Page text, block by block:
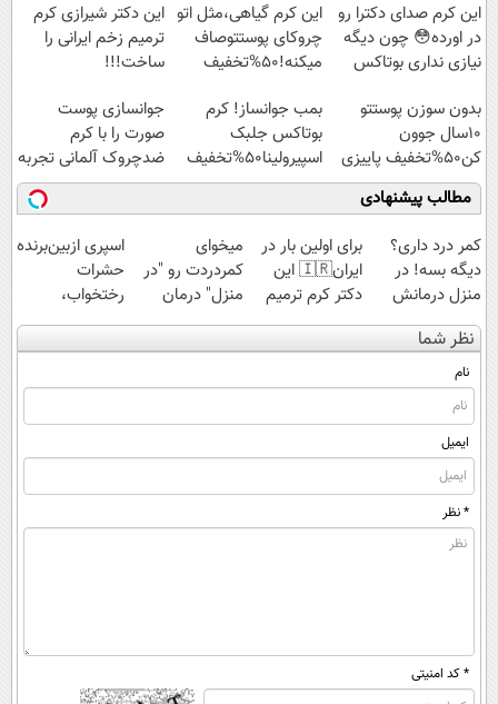
این کرم صدای دکترا رو
در اورده😳 چون دیگه
نیازی نداری بوتاکس
این کرم گیاهی،مثل اتو
چروکای پوستتوصاف
میکنه!50%تخفیف
این دکتر شیرازی کرم
ترمیم زخم ایرانی را
ساخت!!!
بدون سوزن پوستتو
10سال جوون
کن50%تخفیف پاییزی
بمب جوانساز! کرم
بوتاکس جلبک
اسپیرولینا50%تخفیف
جوانسازی پوست
صورت را با کرم
ضدچروک آلمانی تجربه
کنید!
مطالب پیشنهادی
کمر درد داری؟
دیگه بسه! در
منزل درمانش
کن
(◀پرسش‌نامه)
برای اولین بار در
ایران🇮🇷 این
دکتر کرم ترمیم
کننده 23 روزه
ساخت!
میخوای
کمردردت رو "در
منزل" درمان
کنی؟ (◂فیلم +
◂پرسش‌نامه)
اسپری ازبین‌برنده
حشرات
رختخواب،
مناسب برای
مقابله با انواع
نظر شما
نام
ایمیل
* نظر
* کد امنیتی